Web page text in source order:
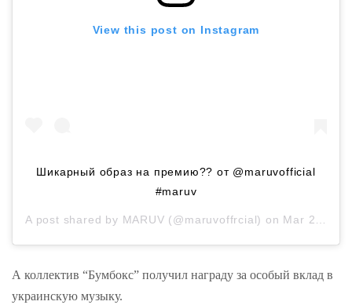
View this post on Instagram
Шикарный образ на премию?? от @maruvofficial
#maruv
A post shared by MARUV (@maruvoffrcial) on Mar 22, 2019 at 2:41pm PDT
А коллектив “Бумбокс” получил награду за особый вклад в
украинскую музыку.